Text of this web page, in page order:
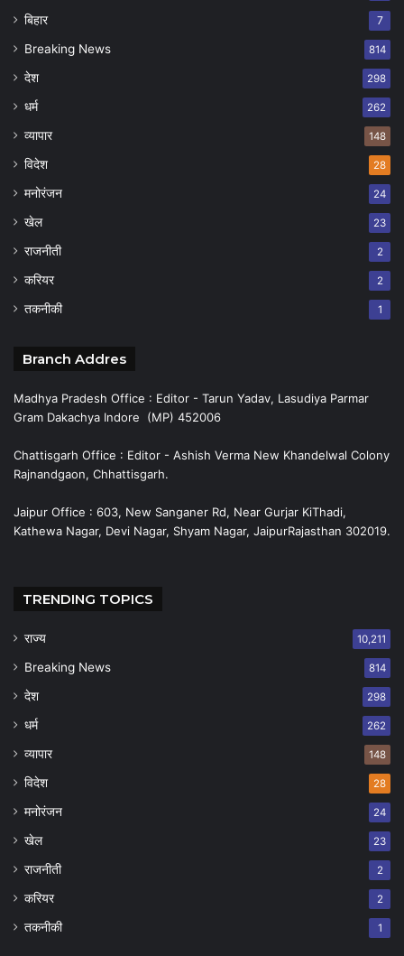
बिहार 7
Breaking News 814
देश 298
धर्म 262
व्यापार 148
विदेश 28
मनोरंजन 24
खेल 23
राजनीती 2
करियर 2
तकनीकी 1
Branch Addres
Madhya Pradesh Office : Editor - Tarun Yadav, Lasudiya Parmar
Gram Dakachya Indore (MP) 452006
Chattisgarh Office : Editor - Ashish Verma New Khandelwal Colony
Rajnandgaon, Chhattisgarh.
Jaipur Office : 603, New Sanganer Rd, Near Gurjar KiThadi,
Kathewa Nagar, Devi Nagar, Shyam Nagar, JaipurRajasthan 302019.
TRENDING TOPICS
राज्य 10,211
Breaking News 814
देश 298
धर्म 262
व्यापार 148
विदेश 28
मनोरंजन 24
खेल 23
राजनीती 2
करियर 2
तकनीकी 1